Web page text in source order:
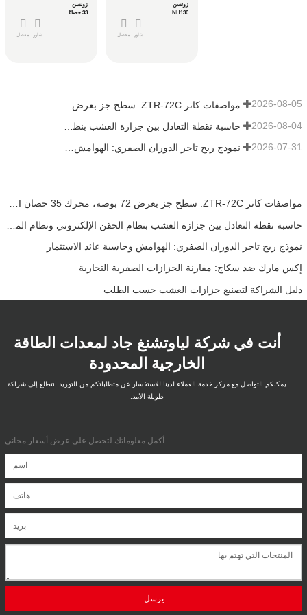
زونسن
33 حصانًا
مفصل شاور
زونسن
NH130
مفصل شاور
2026-08-05
2026-08-04
2026-07-31
مواصفات كاتر ZTR-72C: سطح جز بعرض 72 بوصة، محرك 35 حصان EFI ونظام دفع ZT-5400
نموذج ربح تاجر الدوران الصفري: الهوامش وحاسبة عائد الاستثمار
إكس مارك ضد سكاج: مقارنة الجزازات الصفرية التجارية
دليل الشراكة لتصنيع جزازات العشب حسب الطلب
أنت في شركة لياوتشنغ جاد لمعدات الطاقة
الخارجية المحدودة
يمكنكم التواصل مع مركز خدمة العملاء لدينا للاستفسار عن متطلباتكم من التوريد. نتطلع إلى شراكة
طويلة الأمد.
أكمل معلوماتك لتحصل على عرض أسعار مجاني
يرسل